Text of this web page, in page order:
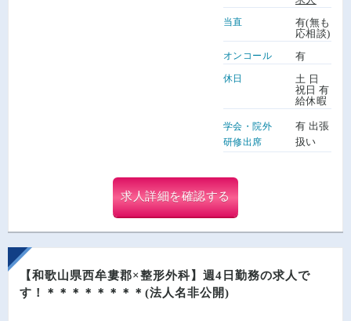
当直
有(無も
応相談)
オンコール 有
休日
土 日
祝日 有
給休暇
学会・院外
研修出席
有 出張
扱い
求人詳細を確認する
【和歌山県西牟婁郡×整形外科】週4日勤務の求人で
す！＊＊＊＊＊＊＊＊(法人名非公開)